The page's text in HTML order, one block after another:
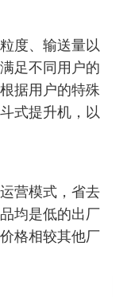
、输送量以
足不同用户的
根据用户的特殊
式提升机，以
模式，省去
品均是低的出厂
价格相较其他厂